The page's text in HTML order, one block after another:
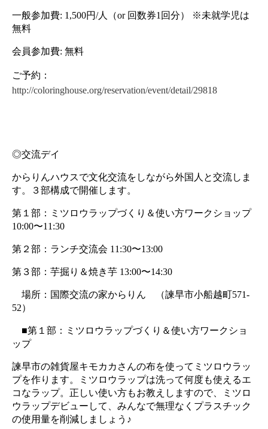
一般参加費: 1,500円/人（or 回数券1回分） ※未就学児は
無料
会員参加費: 無料
ご予約：
http://coloringhouse.org/reservation/event/detail/29818
◎交流デイ
からりんハウスで文化交流をしながら外国人と交流しま
す。３部構成で開催します。
第１部：ミツロウラップづくり＆使い方ワークショップ
10:00〜11:30
第２部：ランチ交流会 11:30〜13:00
第３部：芋掘り＆焼き芋 13:00〜14:30
場所：国際交流の家からりん　（諫早市小船越町571-
52）
■第１部：ミツロウラップづくり＆使い方ワークショ
ップ
諫早市の雑貨屋キモカカさんの布を使ってミツロウラッ
プを作ります。ミツロウラップは洗って何度も使えるエ
コなラップ。正しい使い方もお教えしますので、ミツロ
ウラップデビューして、みんなで無理なくプラスチック
の使用量を削減しましょう♪